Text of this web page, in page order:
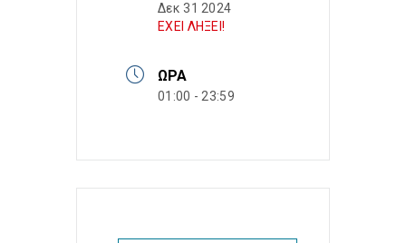
Δεκ 31 2024
ΕΧΕΙ ΛΗΞΕΙ!
ΏΡΑ
01:00 - 23:59